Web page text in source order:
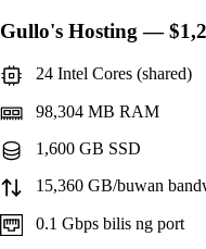
Gullo's Hosting —
24 Intel Cores (shared)
98,304 MB RAM
1,600 GB SSD
15,360 GB/buwan
0.1 Gbps bilis ng port